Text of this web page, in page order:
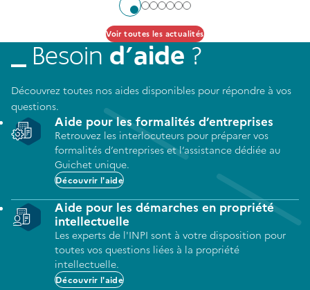
Aller à l'élément 1
Aller à l'élément 2
Aller à l'élément 3
Aller à l'élément 4
Aller à l'élément 5
Aller à l'élément 6
Aller à l'élément 7
Voir toutes les actualités
Besoin d’aide ?
Découvrez toutes nos aides disponibles pour répondre à vos
questions.
Aide pour les formalités d’entreprises
Retrouvez les interlocuteurs pour préparer vos
formalités d’entreprises et l’assistance dédiée au
Guichet unique.
Découvrir l'aide
Aide pour les démarches en propriété
intellectuelle
Les experts de l'INPI sont à votre disposition pour
toutes vos questions liées à la propriété
intellectuelle.
Découvrir l'aide